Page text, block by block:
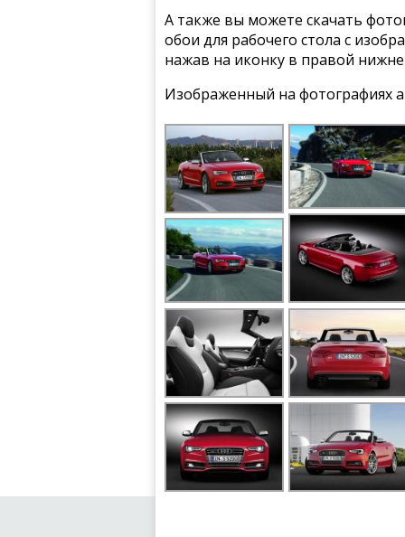
А также вы можете скачать
обои для рабочего стола с
нажав на иконку в правой
Изображенный на фотографиях